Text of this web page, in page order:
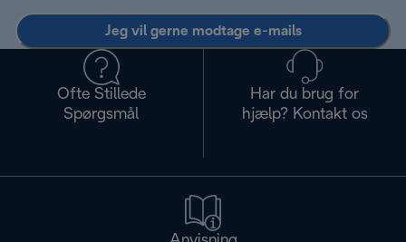
Jeg vil gerne modtage e-mails
Ofte Stillede
Spørgsmål
Har du brug for
hjælp? Kontakt os